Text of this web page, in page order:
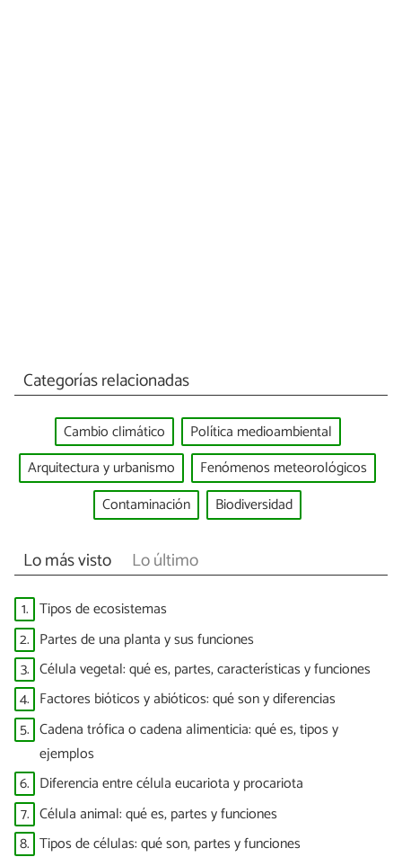
Categorías relacionadas
Cambio climático
Política medioambiental
Arquitectura y urbanismo
Fenómenos meteorológicos
Contaminación
Biodiversidad
Lo más visto Lo último
1. Tipos de ecosistemas
2. Partes de una planta y sus funciones
3. Célula vegetal: qué es, partes, características y funciones
4. Factores bióticos y abióticos: qué son y diferencias
5. Cadena trófica o cadena alimenticia: qué es, tipos y
ejemplos
6. Diferencia entre célula eucariota y procariota
7. Célula animal: qué es, partes y funciones
8. Tipos de células: qué son, partes y funciones